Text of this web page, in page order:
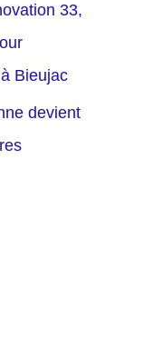
33,
Bieujac
devient